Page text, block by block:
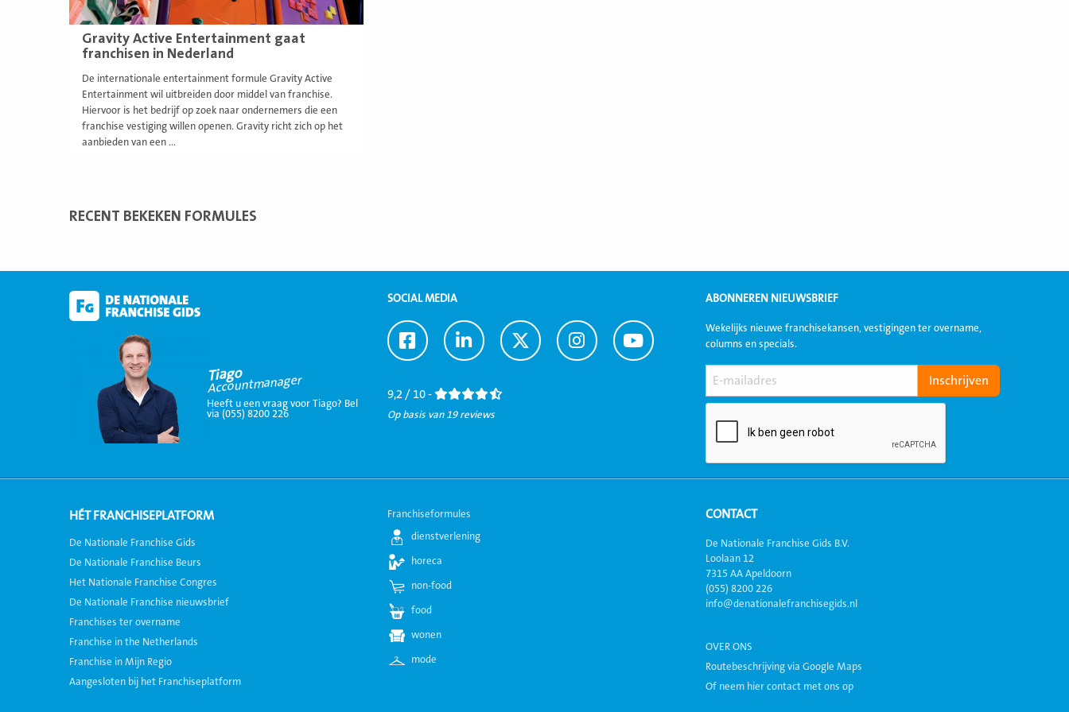
Gravity Active Entertainment gaat
franchisen in Nederland
De internationale entertainment formule Gravity Active
Entertainment wil uitbreiden door middel van franchise.
Hiervoor is het bedrijf op zoek naar ondernemers die een
franchise vestiging willen openen. Gravity richt zich op het
aanbieden van een ...
RECENT BEKEKEN FORMULES
Tiago
Accountmanager
Heeft u een vraag voor Tiago? Bel
via (055) 8200 226
SOCIAL MEDIA
Ga
naar
Ga
naar
Ga
naar
Ga
naar
Ga
naar
9,2 / 10 -
Op basis van 19 reviews
ABONNEREN NIEUWSBRIEF
Wekelijks nieuwe franchisekansen, vestigingen ter overname,
columns en specials.
HÉT FRANCHISEPLATFORM
De Nationale Franchise Gids
De Nationale Franchise Beurs
Het Nationale Franchise Congres
De Nationale Franchise nieuwsbrief
Franchises ter overname
Franchise in the Netherlands
Franchise in Mijn Regio
Aangesloten bij het Franchiseplatform
Franchiseformules
dienstverlening
horeca
non-food
food
wonen
mode
CONTACT
De Nationale Franchise Gids B.V.
Loolaan 12
7315 AA Apeldoorn
(055) 8200 226
info@denationalefranchisegids.nl
OVER ONS
Routebeschrijving via Google Maps
Of neem hier contact met ons op